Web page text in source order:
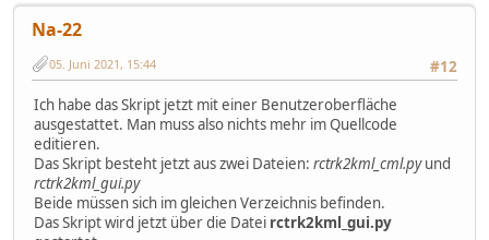
Na-22
#12
05. Juni 2021, 15:44
Ich habe das Skript jetzt mit einer Benutzeroberfläche
ausgestattet. Man muss also nichts mehr im Quellcode
editieren.
Das Skript besteht jetzt aus zwei Dateien: rctrk2kml_cml.pyund
rctrk2kml_gui.py
Beide müssen sich im gleichen Verzeichnis befinden.
Das Skript wird jetzt über die Datei rctrk2kml_gui.py